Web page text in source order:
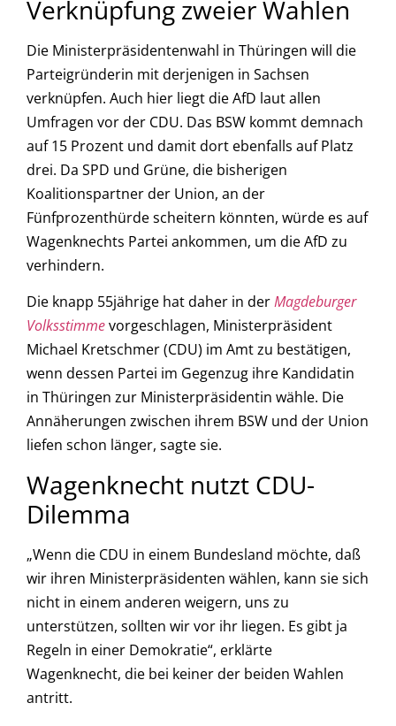
Verknüpfung zweier Wahlen
Die Ministerpräsidentenwahl in Thüringen will die
Parteigründerin mit derjenigen in Sachsen
verknüpfen. Auch hier liegt die AfD laut allen
Umfragen vor der CDU. Das BSW kommt demnach
auf 15 Prozent und damit dort ebenfalls auf Platz
drei. Da SPD und Grüne, die bisherigen
Koalitionspartner der Union, an der
Fünfprozenthürde scheitern könnten, würde es auf
Wagenknechts Partei ankommen, um die AfD zu
verhindern.
Die knapp 55jährige hat daher in derMagdeburger
Volksstimmevorgeschlagen, Ministerpräsident
Michael Kretschmer (CDU) im Amt zu bestätigen,
wenn dessen Partei im Gegenzug ihre Kandidatin
in Thüringen zur Ministerpräsidentin wähle. Die
Annäherungen zwischen ihrem BSW und der Union
liefen schon länger, sagte sie.
Wagenknecht nutzt CDU-
Dilemma
„Wenn die CDU in einem Bundesland möchte, daß
wir ihren Ministerpräsidenten wählen, kann sie sich
nicht in einem anderen weigern, uns zu
unterstützen, sollten wir vor ihr liegen. Es gibt ja
Regeln in einer Demokratie“, erklärte
Wagenknecht, die bei keiner der beiden Wahlen
antritt.